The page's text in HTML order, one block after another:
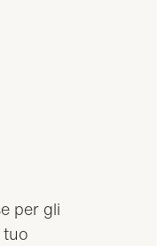
per gli
tuo